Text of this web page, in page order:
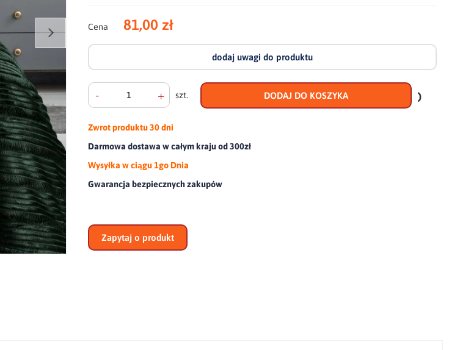
Cena 81,00 zł
dodaj uwagi do produktu
- + szt. DODAJ DO KOSZYKA
dodaj
do
Zwrot produktu30 dni
Darmowa dostawa w całym kraju od 300zł
Wysyłka w ciągu 1go Dnia
Gwarancja bezpiecznych zakupów
Zapytaj o produkt